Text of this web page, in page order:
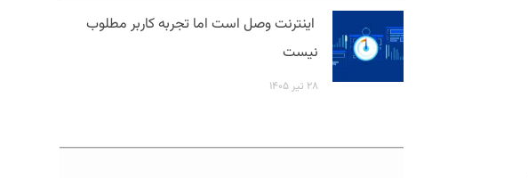
اینترنت وصل است اما تجربه کاربر مطلوب
نیست
۲۸ تیر ۱۴۰۵